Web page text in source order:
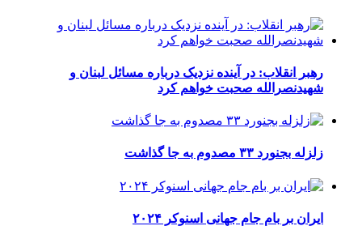
رهبر انقلاب: در آینده نزدیک درباره مسائل لبنان و
شهیدنصرالله صحبت خواهم کرد
زلزله بجنورد ۳۳ مصدوم به جا گذاشت
ایران بر بام جام جهانی اسنوکر ۲۰۲۴